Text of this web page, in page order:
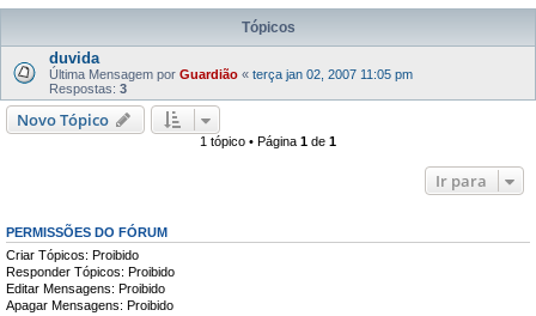
i
Tópicos
duvida
Última Mensagem por Guardião « terça jan 02, 2007 11:05 pm
Respostas: 3
Novo Tópico
1 tópico • Página 1 de 1
Ir para
PERMISSÕES DO FÓRUM
Criar Tópicos: Proibido
Responder Tópicos: Proibido
Editar Mensagens: Proibido
Apagar Mensagens: Proibido